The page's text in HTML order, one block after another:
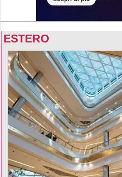
ESTERO